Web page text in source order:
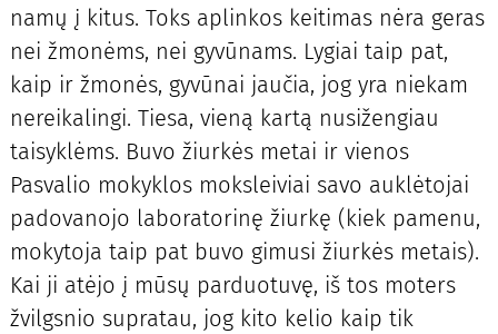
namų į kitus. Toks aplinkos keitimas nėra geras
nei žmonėms, nei gyvūnams. Lygiai taip pat,
kaip ir žmonės, gyvūnai jaučia, jog yra niekam
nereikalingi. Tiesa, vieną kartą nusižengiau
taisyklėms. Buvo žiurkės metai ir vienos
Pasvalio mokyklos moksleiviai savo auklėtojai
padovanojo laboratorinę žiurkę (kiek pamenu,
mokytoja taip pat buvo gimusi žiurkės metais).
Kai ji atėjo į mūsų parduotuvę, iš tos moters
žvilgsnio supratau, jog kito kelio kaip tik